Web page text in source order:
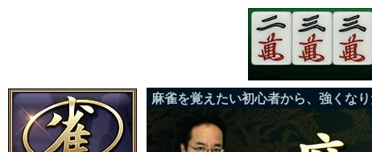
麻雀を覚えたい初心者から、強くな